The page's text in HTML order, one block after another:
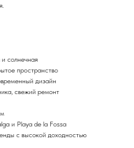
солнечная
пространство
дизайн
свежий ремонт
и Playa de la Fossa
с высокой доходностью